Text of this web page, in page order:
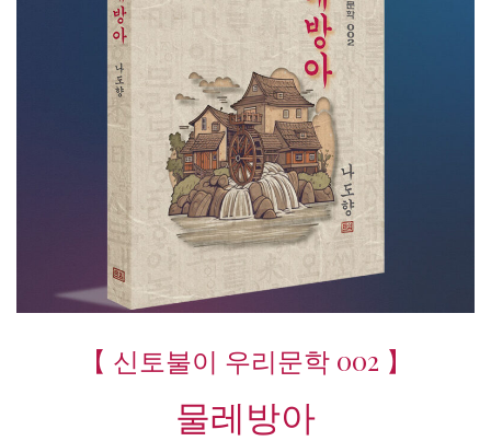
【 신토불이 우리문학 002 】
물레방아